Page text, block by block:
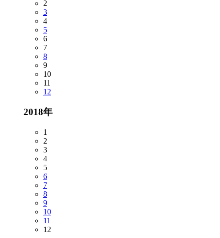
2
3
4
5
6
7
8
9
10
11
12
2018年
1
2
3
4
5
6
7
8
9
10
11
12